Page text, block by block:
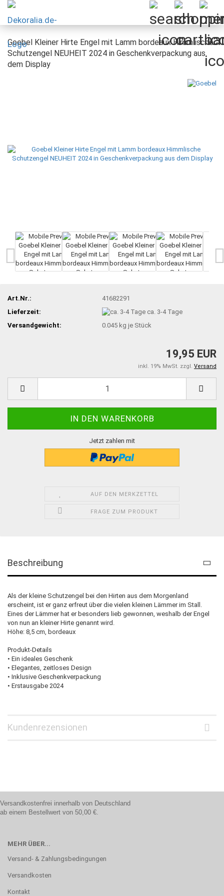
Goebel Kleiner Hirte Engel mit Lamm bordeaux Himmlische
Schutzengel NEUHEIT 2024 in Geschenkverpackung aus
dem Display
Art.Nr.:
41682291
Lieferzeit:
ca. 3-4 Tage
Versandgewicht:
0.045 kg je Stück
19,95 EUR
inkl. 19% MwSt. zzgl. Versand
Jetzt zahlen mit
AUF DEN MERKZETTEL
FRAGE ZUM PRODUKT
Beschreibung
Als der kleine Schutzengel bei den Hirten aus dem Morgenland
erscheint, ist er ganz erfreut über die vielen kleinen Lämmer im Stall.
Eines der Lämmer hat er besonders lieb gewonnen, weshalb der Engel
von nun an kleiner Hirte genannt wird.
Höhe: 8,5 cm, bordeaux
Produkt-Details
• Ein ideales Geschenk
• Elegantes, zeitloses Design
• Inklusive Geschenkverpackung
• Erstausgabe 2024
Kundenrezensionen
Versandkostenfrei innerhalb von Deutschland
ab einem Bestellwert von 50,00 €.
MEHR ÜBER...
Versand- & Zahlungsbedingungen
Versandkosten
Kontakt